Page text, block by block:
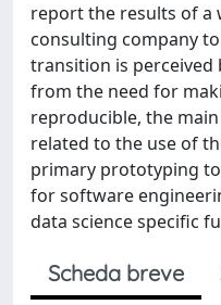
report the results of a
consulting company
transition is
from the need for
reproducible, the
related to the use of
primary prototyping
for software
data science specific
Scheda breve